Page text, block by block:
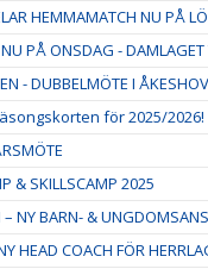
HEMMAMATCH NU PÅ
PÅ ONSDAG -
- DUBBELMÖTE I
för 2025/2026!
& SKILLSCAMP 2025
NY BARN- &
HEAD COACH FÖR